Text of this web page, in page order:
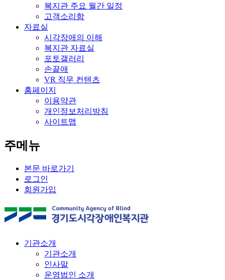
복지관 주요 월간 일정
고객소리함
자료실
시각장애의 이해
복지관 자료실
포토갤러리
손끝애
VR 직무 컨텐츠
홈페이지
이용약관
개인정보처리방침
사이트맵
주메뉴
본문 바로가기
로그인
회원가입
기관소개
기관소개
인사말
운영법인 소개